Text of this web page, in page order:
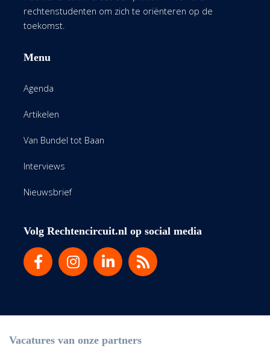
rechtenstudenten om zich te oriënteren op de
toekomst.
Menu
Agenda
Artikelen
Van Bundel tot Baan
Interviews
Nieuwsbrief
Volg Rechtencircuit.nl op social media
Vacatures van onze partners